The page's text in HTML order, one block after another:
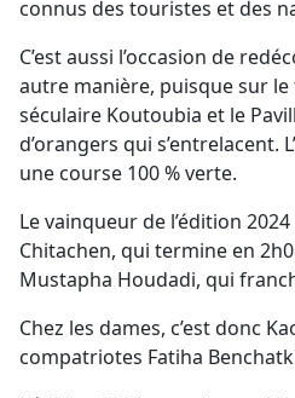
connus des touristes et des
C’est aussi l’occasion de
autre manière, puisque sur
séculaire Koutoubia et le
d’orangers qui s’entrelacent.
une course 100 % verte.
Le vainqueur de l’édition
Chitachen, qui termine en
Mustapha Houdadi, qui
Chez les dames, c’est donc
compatriotes Fatiha